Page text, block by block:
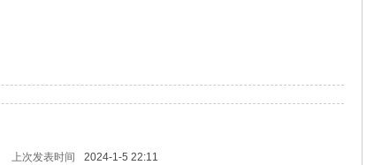
上次发表时间
2024-1-5 22:11